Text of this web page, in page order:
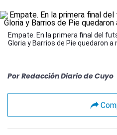
Empate. En la primera final del
Gloria y Barrios de Pie quedaron a
Por Redacción Diario de Cuyo